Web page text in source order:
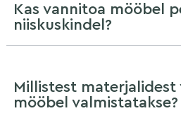
Kas vannitoa mööbel
niiskuskindel?
Millistest materjalidest
mööbel valmistatakse?